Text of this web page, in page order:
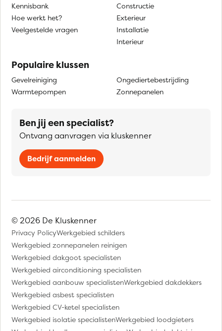
Kennisbank
Hoe werkt het?
Veelgestelde vragen
Constructie
Exterieur
Installatie
Interieur
Populaire klussen
Gevelreiniging
Warmtepompen
Ongediertebestrijding
Zonnepanelen
Ben jij een specialist?
Ontvang aanvragen via kluskenner
Bedrijf aanmelden
© 2026 De Kluskenner
Privacy PolicyWerkgebied schilders
Werkgebied zonnepanelen reinigen
Werkgebied dakgoot specialisten
Werkgebied airconditioning specialisten
Werkgebied aanbouw specialistenWerkgebied dakdekkers
Werkgebied asbest specialisten
Werkgebied CV-ketel specialisten
Werkgebied isolatie specialistenWerkgebied loodgieters